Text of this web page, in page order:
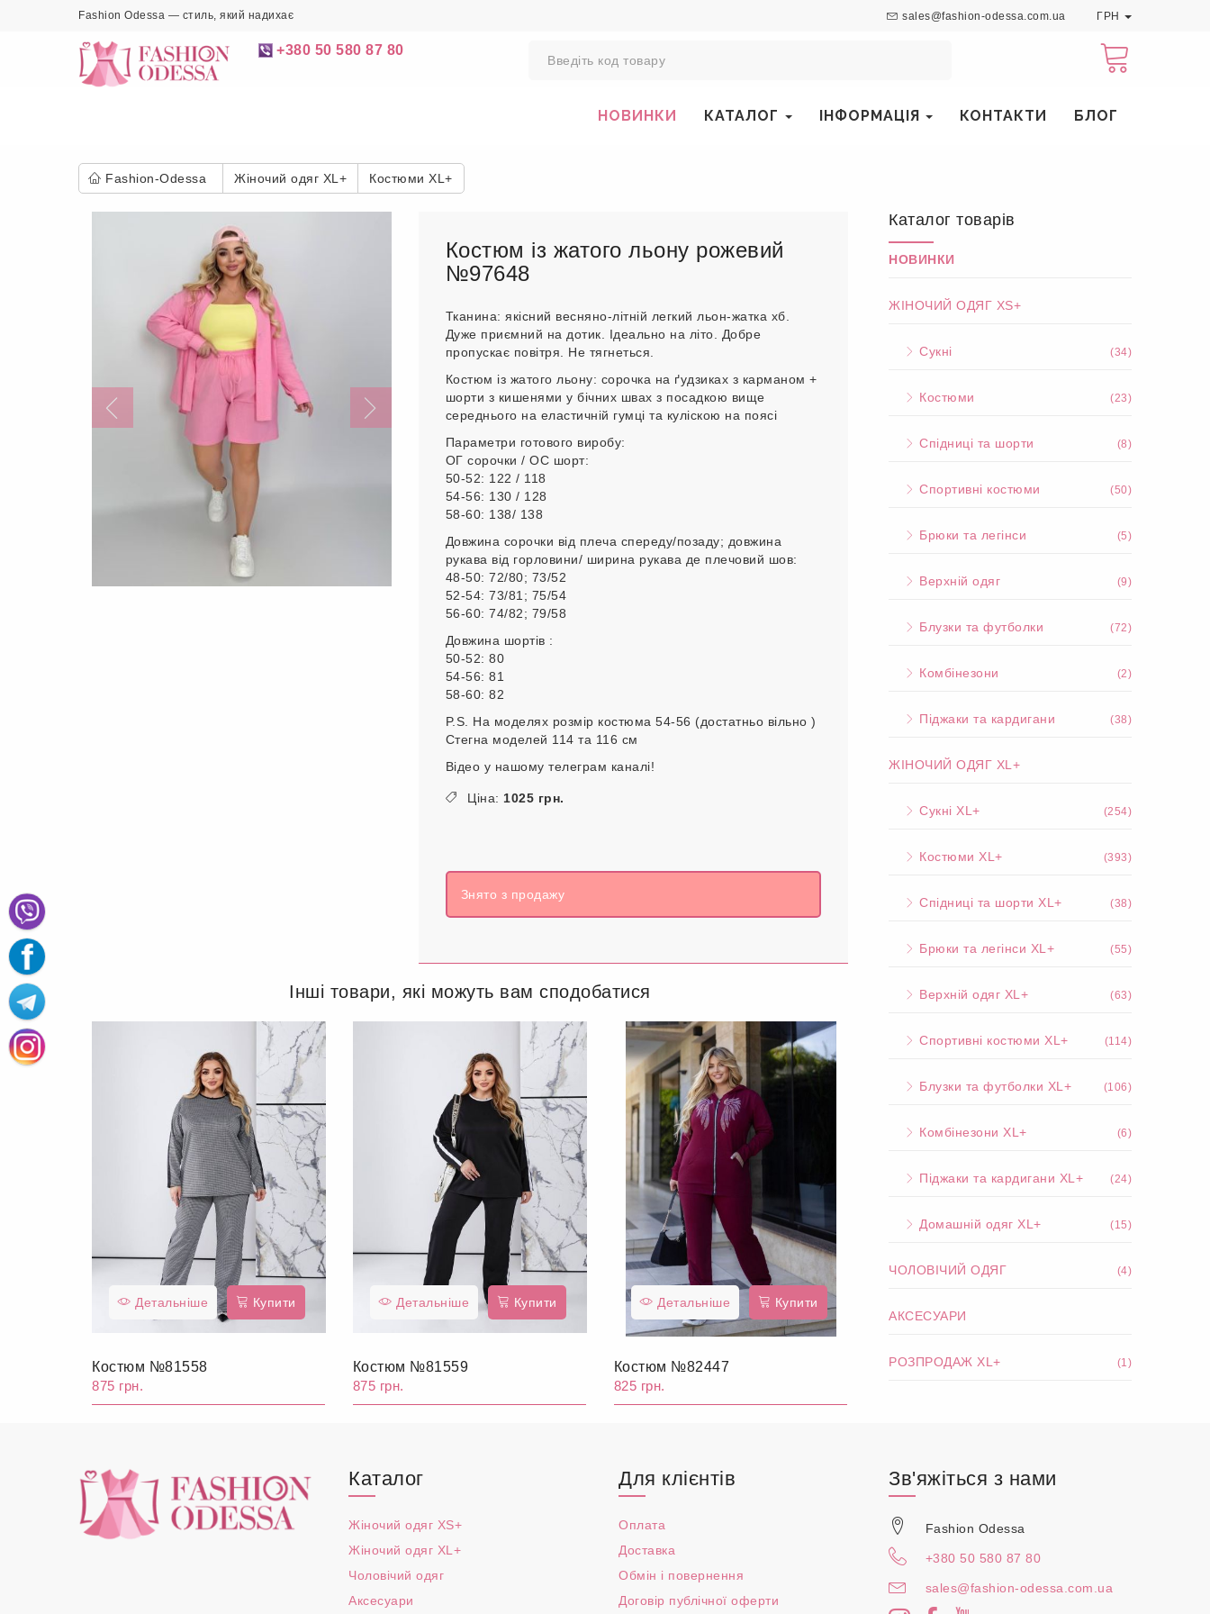
Fashion Odessa — стиль, який надихає sales@fashion-odessa.com.ua ГРН
+380 50 580 87 80
НОВИНКИ КАТАЛОГ ІНФОРМАЦІЯ КОНТАКТИ БЛОГ
Fashion-Odessa Жіночий одяг XL+ Костюми XL+
Костюм із жатого льону рожевий
№97648
Тканина: якісний весняно-літній легкий льон-жатка хб.
Дуже приємний на дотик. Ідеально на літо. Добре
пропускає повітря. Не тягнеться.
Костюм із жатого льону: сорочка на ґудзиках з карманом +
шорти з кишенями у бічних швах з посадкою вище
середнього на еластичній гумці та куліскою на поясі
Параметри готового виробу:
ОГ сорочки / ОС шорт:
50-52: 122 / 118
54-56: 130 / 128
58-60: 138/ 138
Довжина сорочки від плеча спереду/позаду; довжина
рукава від горловини/ ширина рукава де плечовий шов:
48-50: 72/80; 73/52
52-54: 73/81; 75/54
56-60: 74/82; 79/58
Довжина шортів :
50-52: 80
54-56: 81
58-60: 82
P.S. На моделях розмір костюма 54-56 (достатньо вільно )
Стегна моделей 114 та 116 см
Відео у нашому телеграм каналі!
Ціна: 1025 грн.
Знято з продажу
Інші товари, які можуть вам сподобатися
Детальніше Купити
Костюм №81558
875 грн.
Детальніше Купити
Костюм №81559
875 грн.
Детальніше Купити
Костюм №82447
825 грн.
Каталог товарів
НОВИНКИ
ЖІНОЧИЙ ОДЯГ XS+
Сукні (34)
Костюми (23)
Спідниці та шорти (8)
Спортивні костюми (50)
Брюки та легінси (5)
Верхній одяг (9)
Блузки та футболки (72)
Комбінезони (2)
Піджаки та кардигани (38)
ЖІНОЧИЙ ОДЯГ XL+
Сукні XL+ (254)
Костюми XL+ (393)
Спідниці та шорти XL+ (38)
Брюки та легінси XL+ (55)
Верхній одяг XL+ (63)
Спортивні костюми XL+ (114)
Блузки та футболки XL+ (106)
Комбінезони XL+ (6)
Піджаки та кардигани XL+ (24)
Домашній одяг XL+ (15)
ЧОЛОВІЧИЙ ОДЯГ (4)
АКСЕСУАРИ
РОЗПРОДАЖ XL+ (1)
Каталог
Жіночий одяг XS+
Жіночий одяг XL+
Чоловічий одяг
Аксесуари
Для клієнтів
Оплата
Доставка
Обмін і повернення
Договір публічної оферти
Зв'яжіться з нами
Fashion Odessa
+380 50 580 87 80
sales@fashion-odessa.com.ua